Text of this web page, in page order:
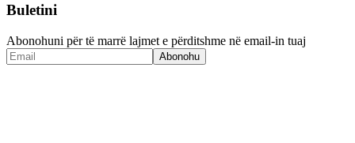
Buletini
Abonohuni për të marrë lajmet e përditshme në email-in tuaj
Abonohu